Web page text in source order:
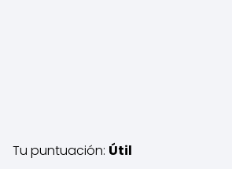
Tu puntuación: Útil